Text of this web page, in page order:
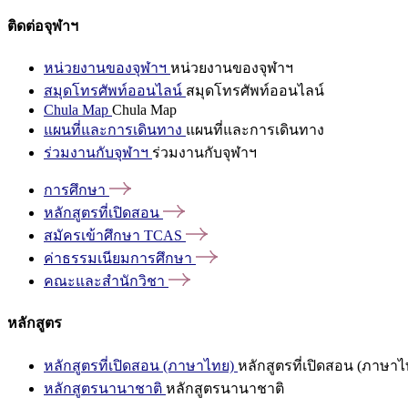
ติดต่อจุฬาฯ
หน่วยงานของจุฬาฯ หน่วยงานของจุฬาฯ
สมุดโทรศัพท์ออนไลน์ สมุดโทรศัพท์ออนไลน์
Chula Map Chula Map
แผนที่และการเดินทาง แผนที่และการเดินทาง
ร่วมงานกับจุฬาฯ ร่วมงานกับจุฬาฯ
การศึกษา
หลักสูตรที่เปิดสอน
สมัครเข้าศึกษา TCAS
ค่าธรรมเนียมการศึกษา
คณะและสำนักวิชา
หลักสูตร
หลักสูตรที่เปิดสอน (ภาษาไทย) หลักสูตรที่เปิดสอน (ภาษาไ
หลักสูตรนานาชาติ หลักสูตรนานาชาติ